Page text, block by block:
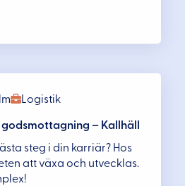
Logistik
– Kallhäll
steg i din karriär? Hos
att växa och utvecklas.